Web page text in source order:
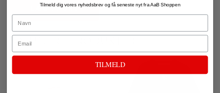
LÆG I KURV
POPULÆRE PRODUKTER
Tilmeld dig vores nyhedsbrev og få seneste nyt fra AaB Shoppen
Name
Email
TILMELD